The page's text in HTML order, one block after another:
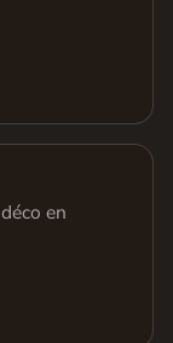
en